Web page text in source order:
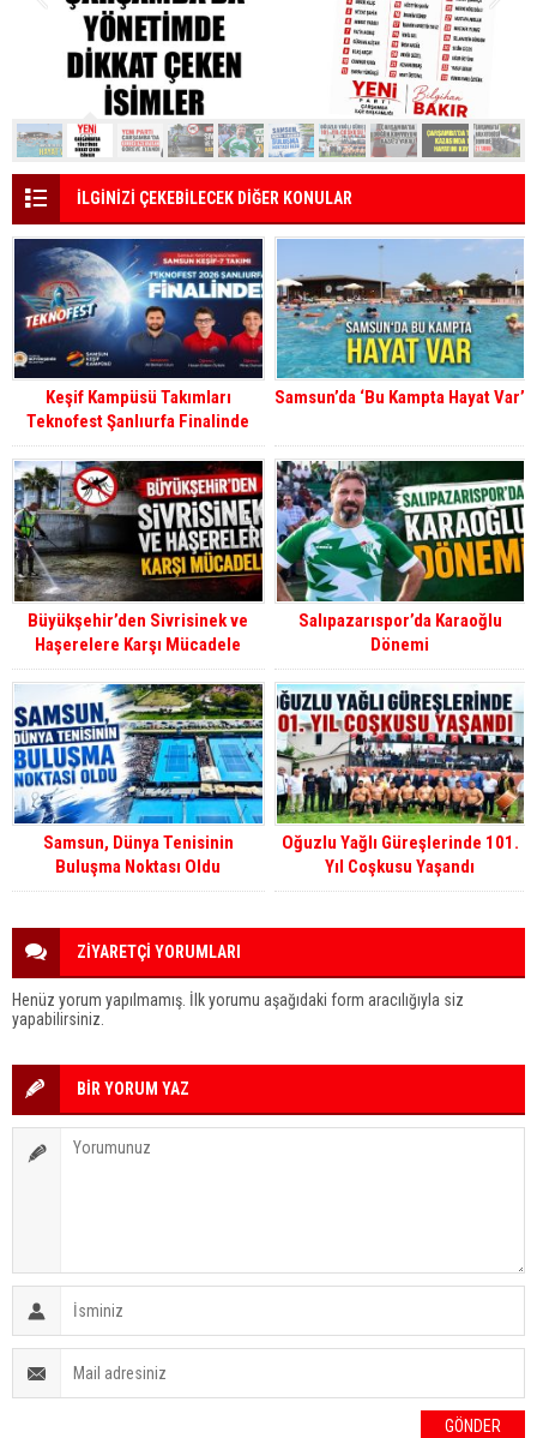
İLGİNİZİ ÇEKEBİLECEK DİĞER KONULAR
Keşif Kampüsü Takımları
Teknofest Şanlıurfa Finalinde
Yarışmaya Hak Kazandı
Samsun’da ‘Bu Kampta Hayat Var’
Büyükşehir’den Sivrisinek ve
Haşerelere Karşı Mücadele
Salıpazarıspor’da Karaoğlu
Dönemi
Samsun, Dünya Tenisinin
Buluşma Noktası Oldu
Oğuzlu Yağlı Güreşlerinde 101.
Yıl Coşkusu Yaşandı
ZİYARETÇİ YORUMLARI
Henüz yorum yapılmamış. İlk yorumu aşağıdaki form aracılığıyla siz
yapabilirsiniz.
BİR YORUM YAZ